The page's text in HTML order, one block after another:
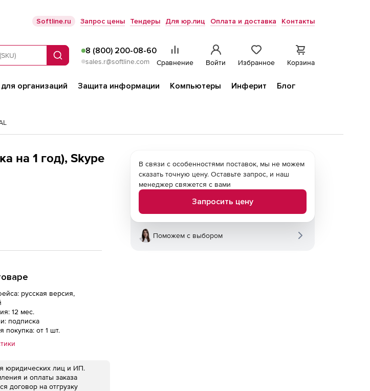
Softline.ru Запрос цены Тендеры Для юр.лиц Оплата и доставка Контакты
Поиск
8 (800) 200-08-60
sales.r@softline.com Сравнение Войти Избранное Корзина
организаций Защита информации Компьютеры Инферит
Блог
на 1 год), Skype
русская версия,
12 мес.
подписка
покупка: от 1 шт.
юридических лиц и ИП.
и оплаты заказа
договор на отгрузку
В связи с особенностями поставок, мы не можем
сказать точную цену. Оставьте запрос, и наш
менеджер свяжется с вами
Запросить цену
Поможем с выбором